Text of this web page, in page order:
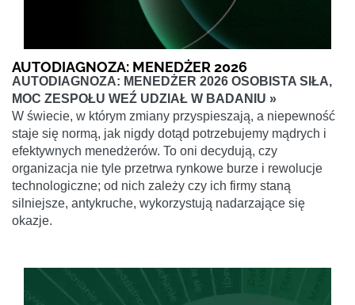
AUTODIAGNOZA: MENEDŻER 2026
AUTODIAGNOZA: MENEDŻER 2026 OSOBISTA SIŁA,
MOC ZESPOŁU WEŹ UDZIAŁ W BADANIU »
W świecie, w którym zmiany przyspieszają, a niepewność
staje się normą, jak nigdy dotąd potrzebujemy mądrych i
efektywnych menedżerów. To oni decydują, czy
organizacja nie tyle przetrwa rynkowe burze i rewolucje
technologiczne; od nich zależy czy ich firmy staną
silniejsze, antykruche, wykorzystują nadarzające się
okazje.